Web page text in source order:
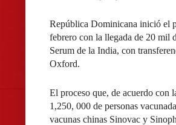
República Dominicana inició el
febrero con la llegada de 20 mil
Serum de la India, con
Oxford.
El proceso que, de acuerdo con
1,250, 000 de personas
vacunas chinas Sinovac y